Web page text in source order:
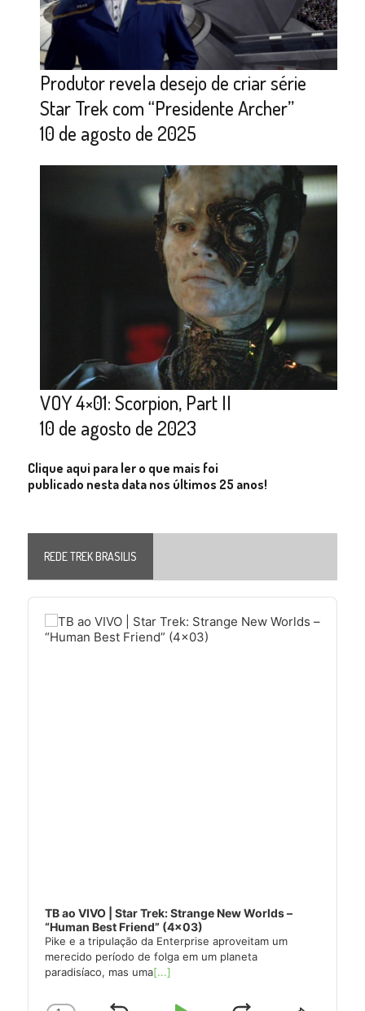
Produtor revela desejo de criar série
Star Trek com “Presidente Archer”
10 de agosto de 2025
VOY 4×01: Scorpion, Part II
10 de agosto de 2023
Clique aqui para ler o que mais foi
publicado nesta data nos últimos 25 anos!
REDE TREK BRASILIS
Audio
Player
TB ao VIVO | Star Trek: Strange New Worlds –
“Human Best Friend” (4×03)
Pike e a tripulação da Enterprise aproveitam um
merecido período de folga em um planeta
paradisíaco, mas uma[...]